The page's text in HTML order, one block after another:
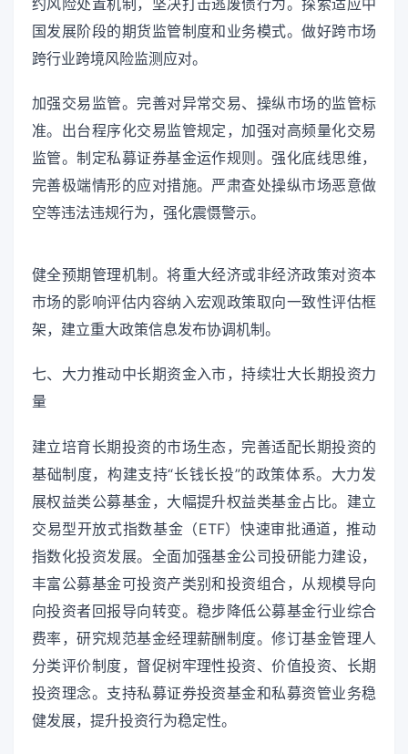
国发展阶段的期货监管制度和业务模式。做好跨市场
跨行业跨境风险监测应对。
加强交易监管。完善对异常交易、操纵市场的监管标
准。出台程序化交易监管规定，加强对高频量化交易
监管。制定私募证券基金运作规则。强化底线思维，
完善极端情形的应对措施。严肃查处操纵市场恶意做
空等违法违规行为，强化震慑警示。
健全预期管理机制。将重大经济或非经济政策对资本
市场的影响评估内容纳入宏观政策取向一致性评估框
架，建立重大政策信息发布协调机制。
七、大力推动中长期资金入市，持续壮大长期投资力
量
建立培育长期投资的市场生态，完善适配长期投资的
基础制度，构建支持“长钱长投”的政策体系。大力发
展权益类公募基金，大幅提升权益类基金占比。建立
交易型开放式指数基金（ETF）快速审批通道，推动
指数化投资发展。全面加强基金公司投研能力建设，
丰富公募基金可投资产类别和投资组合，从规模导向
向投资者回报导向转变。稳步降低公募基金行业综合
费率，研究规范基金经理薪酬制度。修订基金管理人
分类评价制度，督促树牢理性投资、价值投资、长期
投资理念。支持私募证券投资基金和私募资管业务稳
健发展，提升投资行为稳定性。